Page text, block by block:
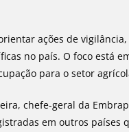
ações de
no país. O foco está
para o setor
chefe-geral da
em outros países